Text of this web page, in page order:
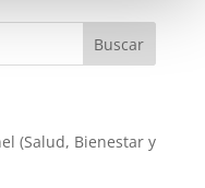
(Salud, Bienestar y